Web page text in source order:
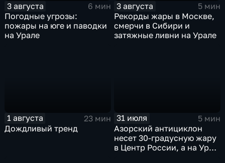
3 августа
6 мин
Погодные угрозы:
пожары на юге и паводки
на Урале
3 августа
5 мин
Рекорды жары в Москве,
смерчи в Сибири и
затяжные ливни на Урале
1 августа
23 мин
Дождливый тренд
31 июля
5 мин
Азорский антициклон
несет 30-градусную жару
в Центр России, а на Урал